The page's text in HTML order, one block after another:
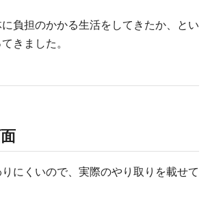
負担のかかる生活をしてきたか、とい
きました。
にくいので、実際のやり取りを載せて